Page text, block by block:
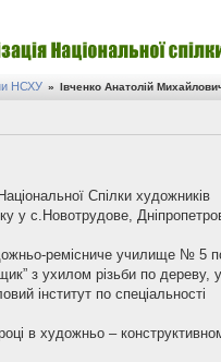
НСХУ » Івченко Анатолій
Спілки художників
у с.Новотрудове,
ремісниче училище № 5
з ухилом різьби по дереву,
інститут по спеціальності
в художньо –